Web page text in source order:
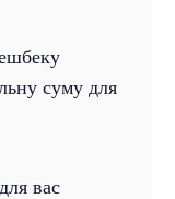
суму для
вас